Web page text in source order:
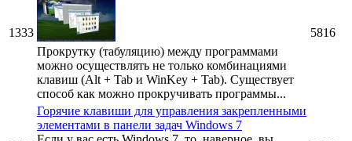
1333
Прокрутку (табуляцию) между программами
можно осуществлять не только комбинациями
клавиш (Alt + Tab и WinKey + Tab). Существует
способ как можно прокручивать программы...
5816
Горячие клавиши для управления закрепленными
элементами в панели задач Windows 7